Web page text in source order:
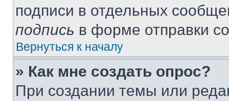
подписи в отдельных
подпись в форме отправки
Вернуться к началу
» Как мне создать опрос?
При создании темы или